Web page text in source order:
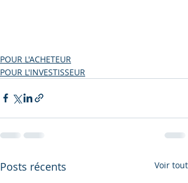
POUR L'ACHETEUR
POUR L'INVESTISSEUR
Posts récents Voir tout